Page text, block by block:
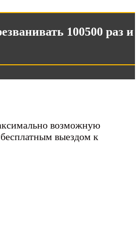
100500 раз и
возможную
выездом к